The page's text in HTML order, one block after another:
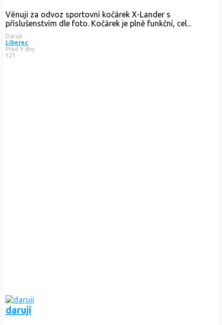
Věnuji za odvoz sportovní kočárek X-Lander s
příslušenstvím dle foto. Kočárek je plně funkční, cel...
Daruji
Liberec
Před 9 dny
121
daruji